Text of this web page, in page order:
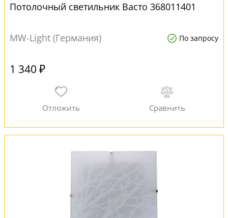
Потолочный светильник Васто 368011401
MW-Light (Германия) По запросу
1 340 ₽